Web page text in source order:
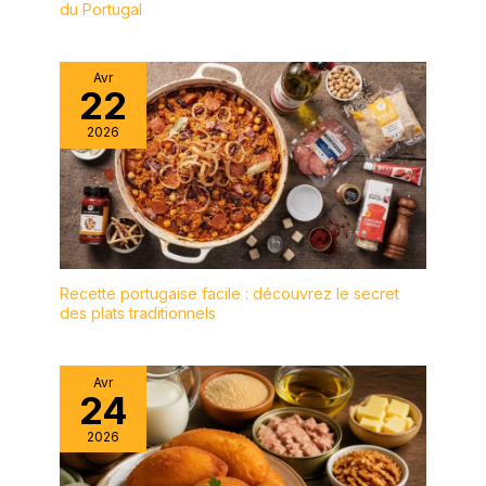
et précision. [Poignée
ergonomique et prise en
main confortable] Les
couteaux à steak
dentelés ont une
poignée ergonomique
qui vous assure une
prise en main sûre, fiable
et confortable. Trois
rivets garantissent que la
poignée et la lame sont
l'oscillation ou de la
rupture. Conçus de
manière ergonomique
pour les amateurs de
steak, ces couteaux à
du Portugal
Avr
22
2026
Recette portugaise facile : découvrez le secret
des plats traditionnels
Avr
24
2026